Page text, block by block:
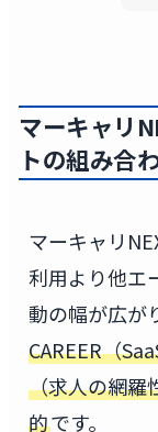
マーキャリ
トの組み合
マーキャリ
利用より他エ
動の幅が広が
CAREER（
（求人の網羅
的です。